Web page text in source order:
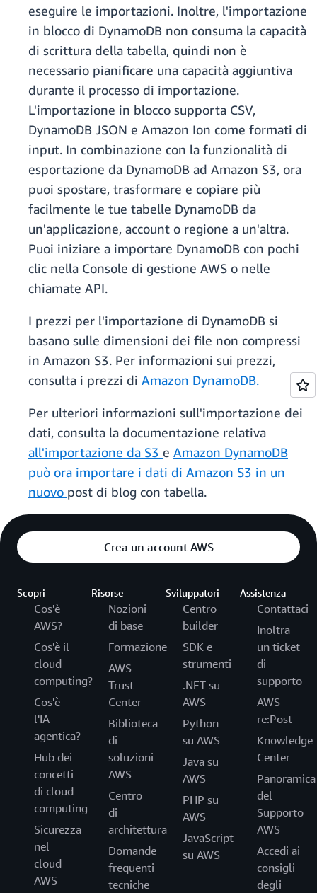
eseguire le importazioni. Inoltre, l'importazione
in blocco di DynamoDB non consuma la capacità
di scrittura della tabella, quindi non è
necessario pianificare una capacità aggiuntiva
durante il processo di importazione.
L'importazione in blocco supporta CSV,
DynamoDB JSON e Amazon Ion come formati di
input. In combinazione con la funzionalità di
esportazione da DynamoDB ad Amazon S3, ora
puoi spostare, trasformare e copiare più
facilmente le tue tabelle DynamoDB da
un'applicazione, account o regione a un'altra.
Puoi iniziare a importare DynamoDB con pochi
clic nella Console di gestione AWS o nelle
chiamate API.
I prezzi per l'importazione di DynamoDB si
basano sulle dimensioni dei file non compressi
in Amazon S3. Per informazioni sui prezzi,
consulta i prezzi di Amazon DynamoDB.
Per ulteriori informazioni sull'importazione dei
dati, consulta la documentazione relativa
all'importazione da S3 e Amazon DynamoDB
può ora importare i dati di Amazon S3 in un
nuovo post di blog con tabella.
Crea un account AWS
Scopri
Cos'è
AWS?
Cos'è il
cloud
computing?
Cos'è
l'IA
agentica?
Hub dei
concetti
di cloud
computing
Sicurezza
nel
cloud
AWS
Risorse
Nozioni
di base
Formazione
AWS
Trust
Center
Biblioteca
di
soluzioni
AWS
Centro
di
architettura
Domande
frequenti
tecniche
Sviluppatori
Centro
builder
SDK e
strumenti
.NET su
AWS
Python
su AWS
Java su
AWS
PHP su
AWS
JavaScript
su AWS
Assistenza
Contattaci
Inoltra
un ticket
di
supporto
AWS
re:Post
Knowledge
Center
Panoramica
del
Supporto
AWS
Accedi ai
consigli
degli